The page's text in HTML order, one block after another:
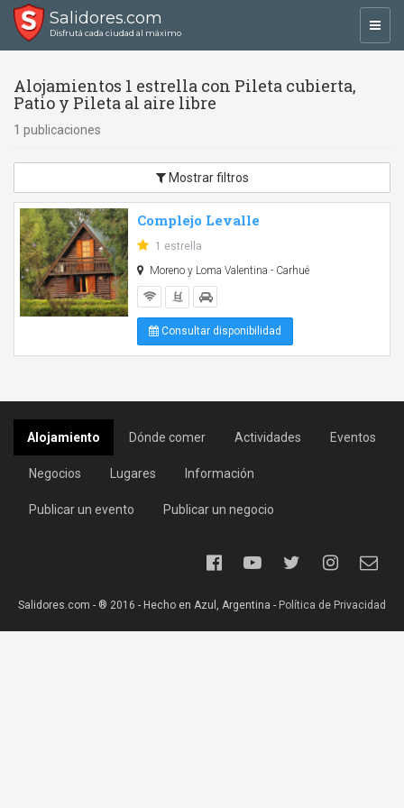
Salidores.com
Disfrutá cada ciudad al máximo
Alojamientos 1 estrella con Pileta cubierta,
Patio y Pileta al aire libre
1 publicaciones
Mostrar filtros
Complejo Levalle
1 estrella
Moreno y Loma Valentina - Carhué
Consultar disponibilidad
Alojamiento Dónde comer Actividades Eventos
Negocios Lugares Información
Publicar un evento Publicar un negocio
Salidores.com - ® 2016 - Hecho en Azul, Argentina - Política de Privacidad